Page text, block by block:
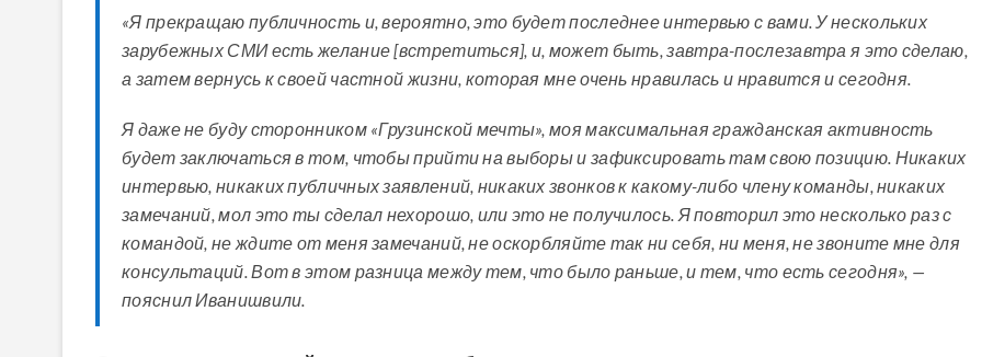
«Я прекращаю публичность и, вероятно, это будет последнее интервью с вами. У нескольких
зарубежных СМИ есть желание [встретиться], и, может быть, завтра-послезавтра я это сделаю,
а затем вернусь к своей частной жизни, которая мне очень нравилась и нравится и сегодня.
Я даже не буду сторонником «Грузинской мечты», моя максимальная гражданская активность
будет заключаться в том, чтобы прийти на выборы и зафиксировать там свою позицию. Никаких
интервью, никаких публичных заявлений, никаких звонков к какому-либо члену команды, никаких
замечаний, мол это ты сделал нехорошо, или это не получилось. Я повторил это несколько раз с
командой, не ждите от меня замечаний, не оскорбляйте так ни себя, ни меня, не звоните мне для
консультаций. Вот в этом разница между тем, что было раньше, и тем, что есть сегодня», —
пояснил Иванишвили.